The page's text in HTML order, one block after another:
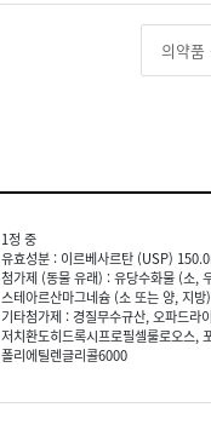
의약품
1정 중
유효성분 : 이르베사르탄 (USP)
첨가제 (동물 유래) : 유당수화물 (소,
스테아르산마그네슘 (소 또는 양, 지방)
기타첨가제 : 경질무수규산, 오파드라
저치환도히드록시프로필셀룰로오스,
폴리에틸렌글리콜6000